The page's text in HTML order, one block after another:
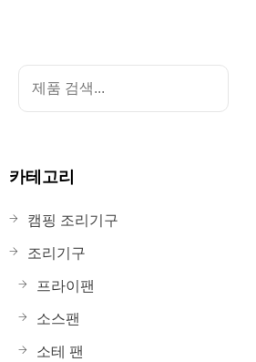
카테고리
캠핑 조리기구
조리기구
프라이팬
소스팬
소테 팬